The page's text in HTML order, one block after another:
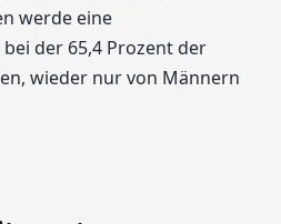
werde eine
der 65,4 Prozent der
wieder nur von Männern